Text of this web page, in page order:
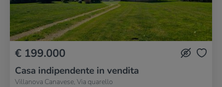
€ 199.000
Casa indipendente in vendita
Villanova Canavese, Via quarello